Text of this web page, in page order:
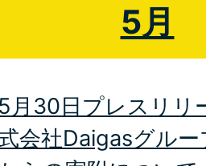
5月
5月30日プレスリリ
会社Daigasグルー